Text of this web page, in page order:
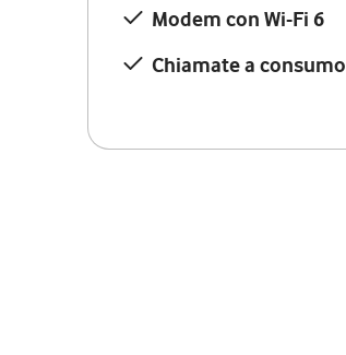
Modem con Wi-Fi 6
Chiamate a consumo